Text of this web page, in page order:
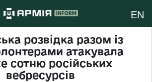
EN
розвідка разом із
атакувала
сотню російських
вебресурсів